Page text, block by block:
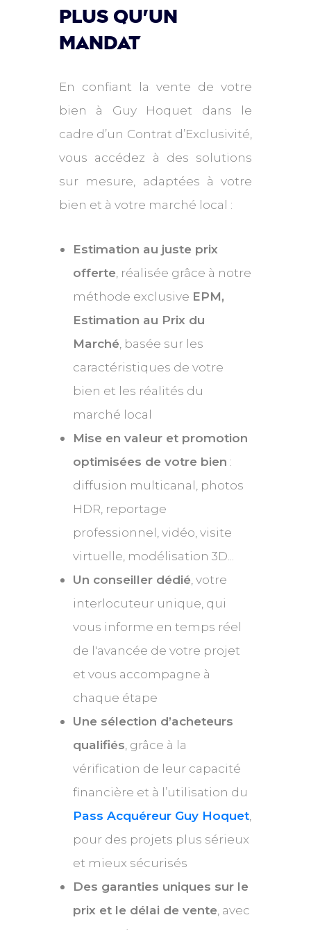
plus qu'un
mandat
En confiant la vente de votre
bien à Guy Hoquet dans le
cadre d’un Contrat d’Exclusivité,
vous accédez à des solutions
sur mesure, adaptées à votre
bien et à votre marché local :
Estimation au juste prix
offerte , réalisée grâce à notre
méthode exclusive EPM,
Estimation au Prix du
Marché , basée sur les
caractéristiques de votre
bien et les réalités du
marché local
Mise en valeur et promotion
optimisées de votre bien :
diffusion multicanal, photos
HDR, reportage
professionnel, vidéo, visite
virtuelle, modélisation 3D...
Un conseiller dédié , votre
interlocuteur unique, qui
vous informe en temps réel
de l'avancée de votre projet
et vous accompagne à
chaque étape
Une sélection d’acheteurs
qualifiés , grâce à la
vérification de leur capacité
financière et à l’utilisation du
Pass Acquéreur Guy Hoquet
pour des projets plus sérieux
et mieux sécurisés
Des garanties uniques sur le
prix et le délai de vente , avec